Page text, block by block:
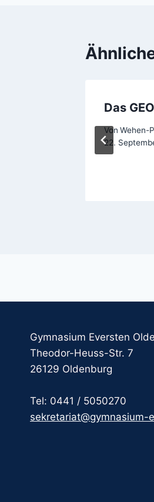
Das
Von Wehen-
22.
Gymnasium Eversten
Theodor-Heuss-Str. 7
26129 Oldenburg
Tel: 0441 / 5050270
sekretariat@gymnasium-